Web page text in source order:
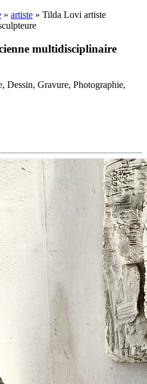
» artiste » Tilda Lovi artiste
multidisciplinaire
Dessin, Gravure, Photographie,